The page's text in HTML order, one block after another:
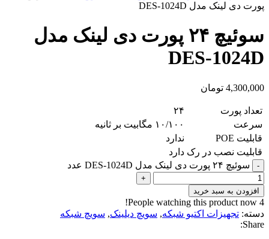
پورت دی لینک مدل DES-1024D
سوئیچ ۲۴ پورت دی لینک مدل
DES-1024D
4,300,000 تومان
تعداد پورت
۲۴
سرعت
۱۰/۱۰۰ مگابیت بر ثانیه
قابلیت POE
ندارد
قابلیت نصب در رک دارد
- سوئیچ ۲۴ پورت دی لینک مدل DES-1024D عدد
+
افزودن به سبد خرید
4
People watching this product now!
دسته: تجهیزات اکتیو شبکه, سویچ دیلینک, سویچ شبکه
Share: